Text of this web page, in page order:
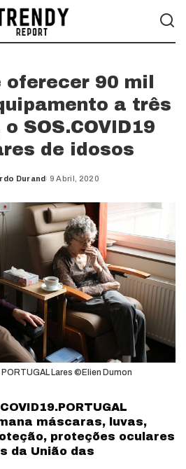
oferecer 90 mil
a três
SOS.COVID19
de idosos
Durand 9 Abril, 2020
PORTUGAL Lares ©Elien Dumon
máscaras, luvas,
proteções oculares
da União das